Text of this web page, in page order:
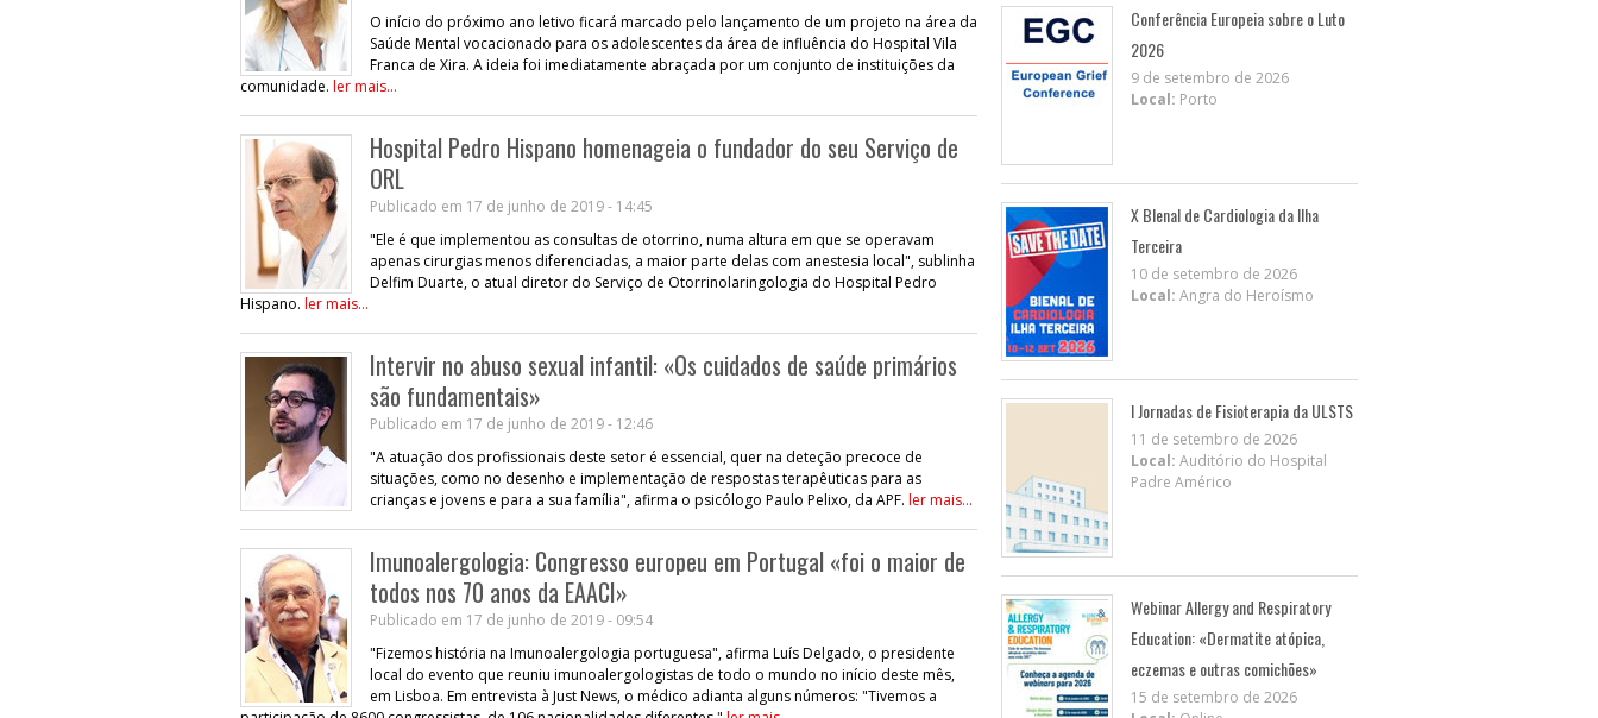
O início do próximo ano letivo ficará marcado pelo lançamento de um projeto na área da
Saúde Mental vocacionado para os adolescentes da área de influência do Hospital Vila
Franca de Xira. A ideia foi imediatamente abraçada por um conjunto de instituições da
comunidade. ler mais...
Hospital Pedro Hispano homenageia o fundador do seu Serviço de
ORL
Publicado em 17 de junho de 2019 - 14:45
"Ele é que implementou as consultas de otorrino, numa altura em que se operavam
apenas cirurgias menos diferenciadas, a maior parte delas com anestesia local", sublinha
Delfim Duarte, o atual diretor do Serviço de Otorrinolaringologia do Hospital Pedro
Hispano. ler mais...
Intervir no abuso sexual infantil: «Os cuidados de saúde primários
são fundamentais»
Publicado em 17 de junho de 2019 - 12:46
"A atuação dos profissionais deste setor é essencial, quer na deteção precoce de
situações, como no desenho e implementação de respostas terapêuticas para as
crianças e jovens e para a sua família", afirma o psicólogo Paulo Pelixo, da APF. ler mais...
Imunoalergologia: Congresso europeu em Portugal «foi o maior de
todos nos 70 anos da EAACI»
Publicado em 17 de junho de 2019 - 09:54
"Fizemos história na Imunoalergologia portuguesa", afirma Luís Delgado, o presidente
local do evento que reuniu imunoalergologistas de todo o mundo no início deste mês,
em Lisboa. Em entrevista à Just News, o médico adianta alguns números: "Tivemos a
Conferência Europeia sobre o Luto
2026
9 de setembro de 2026
Local: Porto
X BIenal de Cardiologia da Ilha
Terceira
10 de setembro de 2026
Local: Angra do Heroísmo
I Jornadas de Fisioterapia da ULSTS
11 de setembro de 2026
Local: Auditório do Hospital
Padre Américo
Webinar Allergy and Respiratory
Education: «Dermatite atópica,
eczemas e outras comichões»
15 de setembro de 2026